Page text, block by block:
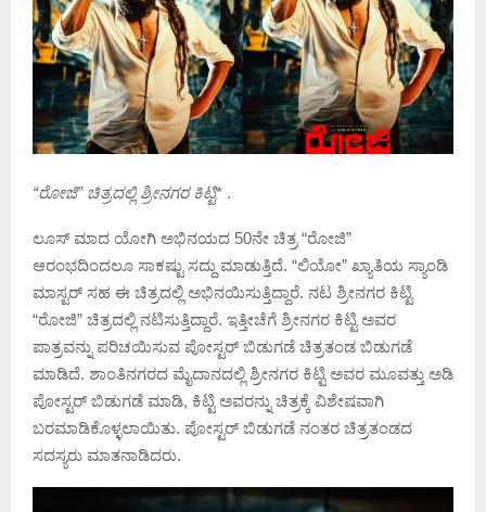
“ರೋಜಿ” ಚಿತ್ರದಲ್ಲಿ ಶ್ರೀನಗರ ಕಿಟ್ಟಿ* .
ಲೂಸ್ ಮಾದ ಯೋಗಿ ಅಭಿನಯದ 50ನೇ ಚಿತ್ರ “ರೋಜಿ”
ಆರಂಭದಿಂದಲೂ ಸಾಕಷ್ಟು ಸದ್ದು ಮಾಡುತ್ತಿದೆ. “ಲಿಯೋ” ಖ್ಯಾತಿಯ ಸ್ಯಾಂಡಿ
ಮಾಸ್ಟರ್ ಸಹ ಈ ಚಿತ್ರದಲ್ಲಿ ಅಭಿನಯಿಸುತ್ತಿದ್ದಾರೆ. ನಟ ಶ್ರೀನಗರ ಕಿಟ್ಟಿ
“ರೋಜಿ” ಚಿತ್ರದಲ್ಲಿ ನಟಿಸುತ್ತಿದ್ದಾರೆ. ಇತ್ತೀಚೆಗೆ ಶ್ರೀನಗರ ಕಿಟ್ಟಿ ಅವರ
ಪಾತ್ರವನ್ನು ಪರಿಚಯಿಸುವ ಪೋಸ್ಟರ್ ಬಿಡುಗಡೆ ಚಿತ್ರತಂಡ ಬಿಡುಗಡೆ
ಮಾಡಿದೆ. ಶಾಂತಿನಗರದ ಮೈದಾನದಲ್ಲಿ ಶ್ರೀನಗರ ಕಿಟ್ಟಿ ಅವರ ಮೂವತ್ತು ಅಡಿ
ಪೋಸ್ಟರ್ ಬಿಡುಗಡೆ ಮಾಡಿ, ಕಿಟ್ಟಿ ಅವರನ್ನು ಚಿತ್ರಕ್ಕೆ ವಿಶೇಷವಾಗಿ
ಬರಮಾಡಿಕೊಳ್ಳಲಾಯಿತು. ಪೋಸ್ಟರ್ ಬಿಡುಗಡೆ ನಂತರ ಚಿತ್ರತಂಡದ
ಸದಸ್ಯರು ಮಾತನಾಡಿದರು.